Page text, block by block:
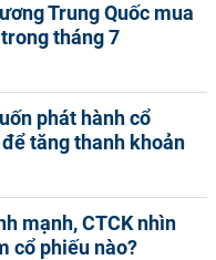
Trung Quốc mua
tháng 7
phát hành cổ
tăng thanh khoản
mạnh, CTCK nhìn
cổ phiếu nào?